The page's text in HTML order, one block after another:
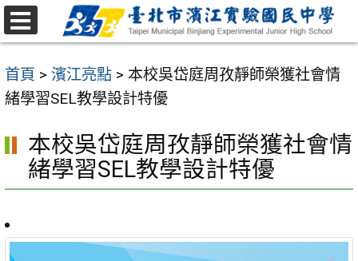
跳
至
要
內
區
首頁 > 濱江亮點 > 本校吳岱庭周孜靜師榮獲社會情
緒學習SEL教學設計特優
本校吳岱庭周孜靜師榮獲社會情
緒學習SEL教學設計特優
選
單